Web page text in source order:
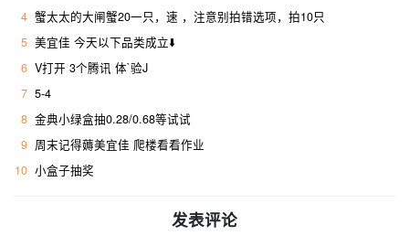
4 蟹太太的大闸蟹20一只，速 ，注意别拍错选项，拍10只
5 美宜佳 今天以下品类成立⬇️
6 V打开 3个腾讯 体`验J
7 5-4
8 金典小绿盒抽0.28/0.68等试试
9 周末记得薅美宜佳 爬楼看看作业
10 小盒子抽奖
发表评论